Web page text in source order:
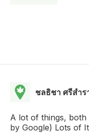
ชลธิชา ศรีสำ
A lot of things, both
by Google) Lots of